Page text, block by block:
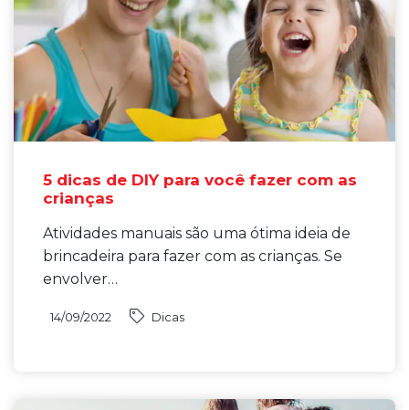
5 dicas de DIY para você fazer com as
crianças
Atividades manuais são uma ótima ideia de
brincadeira para fazer com as crianças. Se
envolver…
14/09/2022 Dicas